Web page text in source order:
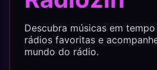
Descubra músicas em
rádios favoritas e
mundo do rádio.